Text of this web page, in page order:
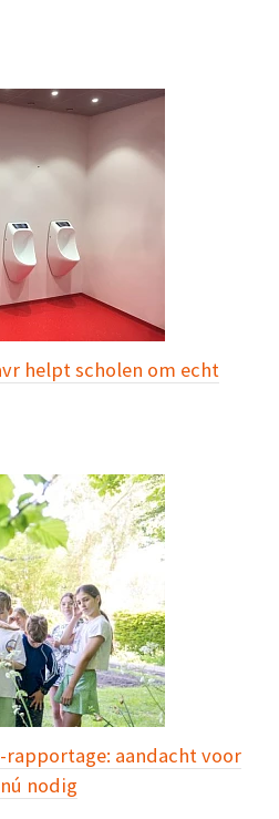
helpt scholen om echt
rapportage: aandacht voor
nodig